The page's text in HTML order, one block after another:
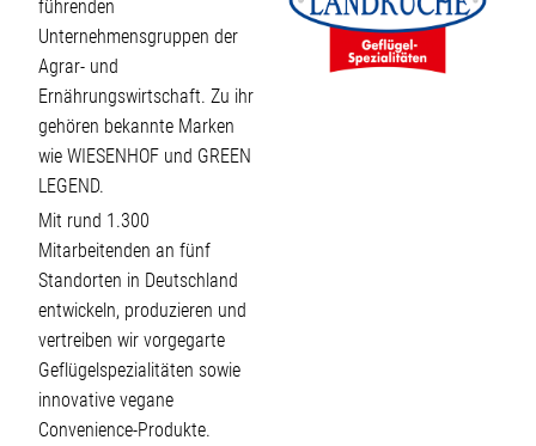
führenden
Unternehmensgruppen der
Agrar- und
Ernährungswirtschaft. Zu ihr
gehören bekannte Marken
wie WIESENHOF und GREEN
LEGEND.
Mit rund 1.300
Mitarbeitenden an fünf
Standorten in Deutschland
entwickeln, produzieren und
vertreiben wir vorgegarte
Geflügelspezialitäten sowie
innovative vegane
Convenience-Produkte.